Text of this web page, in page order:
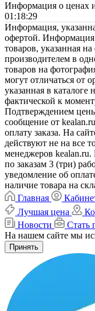
Информация о ценах
01:18:29
Информация,
офертой. Информация
товаров, указанная
производителем в
товаров на
могут отличаться от
указанная в каталоге
фактической к
Подтверждением цены
сообщение от
оплату заказа. На
действуют не на все
менеджеров
по заказам 3 (три)
уведомление об
наличие товара на
Главная
Лучшая цена
Новости
Стать
На нашем сайте мы
Принять